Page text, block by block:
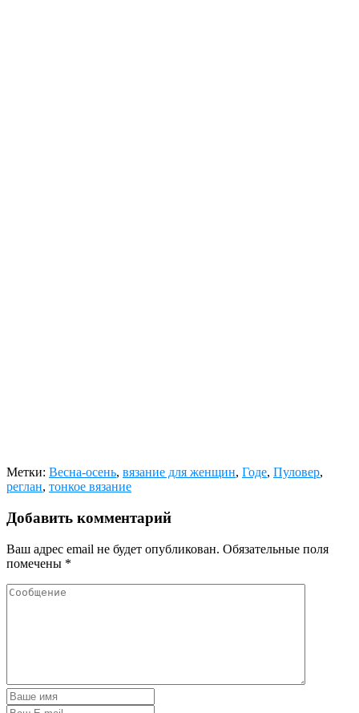
Метки: Весна-осень, вязание для женщин, Годе, Пуловер,
реглан, тонкое вязание
Добавить комментарий
Ваш адрес email не будет опубликован. Обязательные поля
помечены *